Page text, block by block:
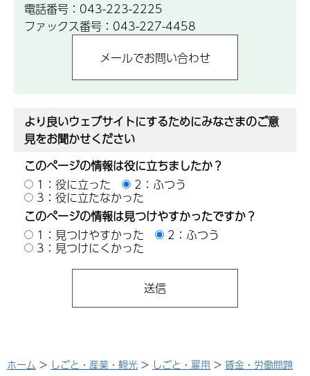
電話番号：043-223-2225
ファックス番号：043-227-4458
より良いウェブサイトにするためにみなさまのご意
見をお聞かせください
このページの情報は役に立ちましたか？
1：役に立った
2：ふつう
3：役に立たなかった
このページの情報は見つけやすかったですか？
1：見つけやすかった
2：ふつう
3：見つけにくかった
ホーム > しごと・産業・観光 > しごと・雇用 > 賃金・労働問題